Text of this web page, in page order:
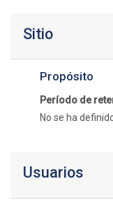
Sitio
Propósito
Período de
No se ha
Usuarios